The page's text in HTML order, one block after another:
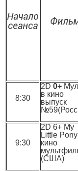
Начало
сеанса
8:30
2D 0+
в кино
выпуск
9:30
2D 6+ My
Little
кино
(США)